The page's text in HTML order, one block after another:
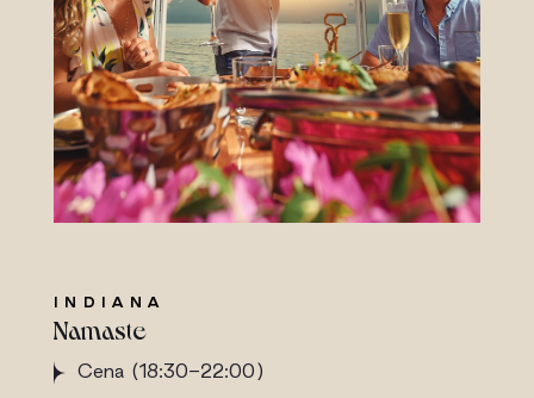
INDIANA
Namaste
Cena (18:30-22:00)